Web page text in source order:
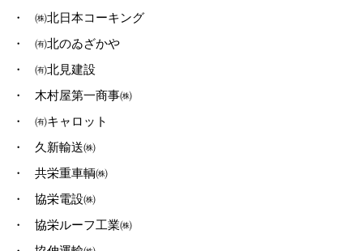
・
㈱北日本コーキング
・
㈲北のゐざかや
・
㈲北見建設
・
木村屋第一商事㈱
・
㈲キャロット
・
久新輸送㈱
・
共栄重車輌㈱
・
協栄電設㈱
・
協栄ルーフ工業㈱